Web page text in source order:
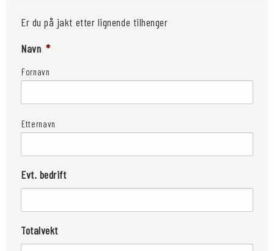
Er du på jakt etter lignende tilhenger
Navn *
Fornavn
Etternavn
Evt. bedrift
Totalvekt